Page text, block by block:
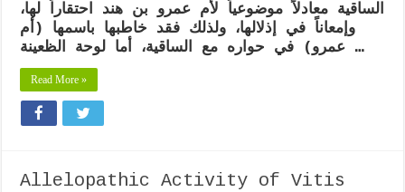
بن
كلثوم
“دراسة
الساقية معادلاً موضوعياً لأم عمرو بن هند احتقاراً لها،
وإمعاناً في إذلالها، ولذلك فقد خاطبها باسمها (أم
عمرو) في حواره مع الساقية، أما لوحة الظعينة …
Read More »
Allelopathic Activity of Vitis